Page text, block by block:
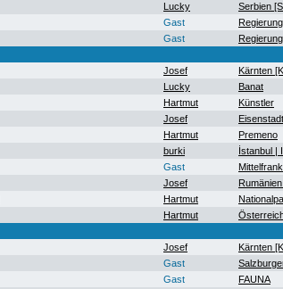
Lucky Serbien
Gast
Gast
Josef Kärnten
Lucky Banat
Hartmut Künstler
Josef Eisenstadt
Hartmut Premeno
burki İstanbul |
Gast
Josef
Hartmut
Hartmut
Josef Kärnten
Gast
Gast FAUNA